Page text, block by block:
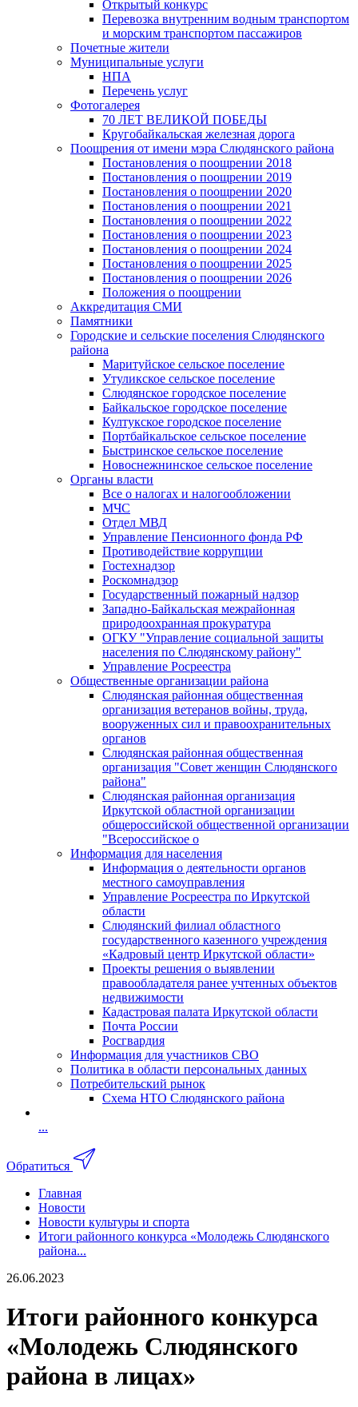
Открытый конкурс
Перевозка внутренним водным транспортом
и морским транспортом пассажиров
Почетные жители
Муниципальные услуги
НПА
Перечень услуг
Фотогалерея
70 ЛЕТ ВЕЛИКОЙ ПОБЕДЫ
Кругобайкальская железная дорога
Поощрения от имени мэра Слюдянского района
Постановления о поощрении 2018
Постановления о поощрении 2019
Постановления о поощрении 2020
Постановления о поощрении 2021
Постановления о поощрении 2022
Постановления о поощрении 2023
Постановления о поощрении 2024
Постановления о поощрении 2025
Постановления о поощрении 2026
Положения о поощрении
Аккредитация СМИ
Памятники
Городские и сельские поселения Слюдянского
района
Маритуйское сельское поселение
Утуликское сельское поселение
Слюдянское городское поселение
Байкальское городское поселение
Култукское городское поселение
Портбайкальское сельское поселение
Быстринское сельское поселение
Новоснежнинское сельское поселение
Органы власти
Все о налогах и налогообложении
МЧС
Отдел МВД
Управление Пенсионного фонда РФ
Противодействие коррупции
Гостехнадзор
Роскомнадзор
Государственный пожарный надзор
Западно-Байкальская межрайонная
природоохранная прокуратура
ОГКУ "Управление социальной защиты
населения по Слюдянскому району"
Управление Росреестра
Общественные организации района
Слюдянская районная общественная
организация ветеранов войны, труда,
вооруженных сил и правоохранительных
органов
Слюдянская районная общественная
организация "Совет женщин Слюдянского
района"
Слюдянская районная организация
Иркутской областной организации
общероссийской общественной организации
"Всероссийское о
Информация для населения
Информация о деятельности органов
местного самоуправления
Управление Росреестра по Иркутской
области
Слюдянский филиал областного
государственного казенного учреждения
«Кадровый центр Иркутской области»
Проекты решения о выявлении
правообладателя ранее учтенных объектов
недвижимости
Кадастровая палата Иркутской области
Почта России
Росгвардия
Информация для участников СВО
Политика в области персональных данных
Потребительский рынок
Схема НТО Слюдянского района
...
Обратиться
Главная
Новости
Новости культуры и спорта
Итоги районного конкурса «Молодежь Слюдянского
района...
26.06.2023
Итоги районного конкурса
«Молодежь Слюдянского
района в лицах»